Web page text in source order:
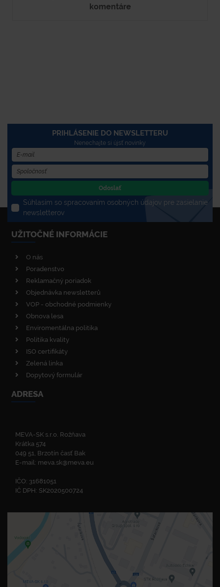
komentáre
PRIHLÁSENIE DO NEWSLETTERU
Nenechajte si újsť novinky
Odoslať
Súhlasím so spracovaním osobných údajov pre zasielanie
newsletterov
UŽITOČNÉ INFORMÁCIE
O nás
Poradenstvo
Reklamačný poriadok
Objednávka newsletterů
VOP - obchodné podmienky
Obnova lesa
Enviromentálna politika
Politika kvality
ISO certifikáty
Zelená linka
Dopytový formulár
ADRESA
MEVA-SK s.r.o. Rožňava
Krátka 574
049 51, Brzotín časť Bak
E-mail: meva.sk@meva.eu
IČO: 31681051
IČ DPH: SK2020500724